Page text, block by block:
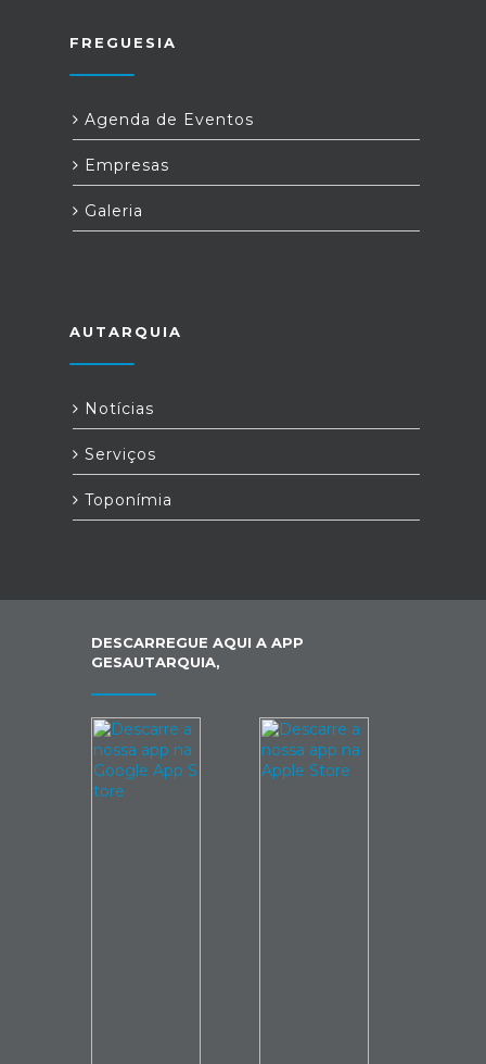
FREGUESIA
Agenda de Eventos
Empresas
Galeria
AUTARQUIA
Notícias
Serviços
Toponímia
DESCARREGUE AQUI A APP
GESAUTARQUIA,